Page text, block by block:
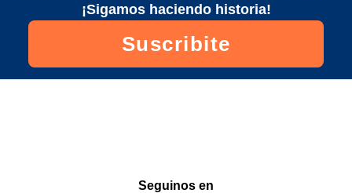
¡Sigamos haciendo historia!
Suscribite
Seguinos en